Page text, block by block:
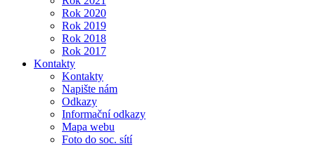
Rok 2020
Rok 2019
Rok 2018
Rok 2017
Kontakty
Kontakty
Napište nám
Odkazy
Informační odkazy
Mapa webu
Foto do soc. sítí